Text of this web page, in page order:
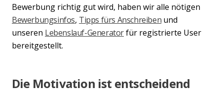
Bewerbung richtig gut wird, haben wir alle nötigen
Bewerbungsinfos, Tipps fürs Anschreiben und
unseren Lebenslauf-Generatorfür registrierte User
bereitgestellt.
Die Motivation ist entscheidend